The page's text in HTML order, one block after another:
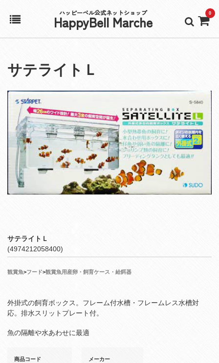
ハッピーベル公式ネットショップ
HappyBell Marche 0
アカウント
カート
サテライトＬ
サテライトＬ
(4974212058400)
観賞魚>フード>観賞魚用産卵・飼育ケース・給餌器
外掛式の飼育ボックス。フレーム付水槽・フレームレス水槽対
応。排水スリットプレート付。
魚の隔離や水あわせに最適
商品コード メーカー